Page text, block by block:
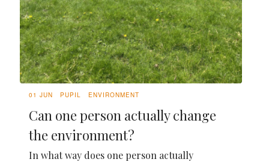
01 JUN PUPIL ENVIRONMENT
Can one person actually change
the environment?
In what way does one person actually